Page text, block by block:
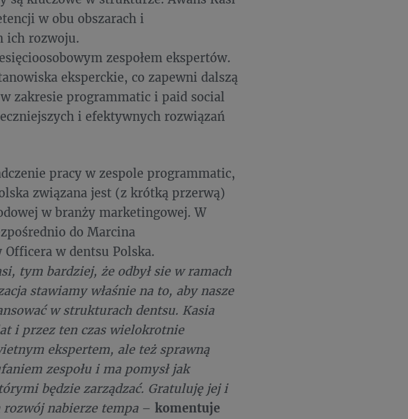
w obu obszarach i
ich rozwoju.
zespołem ekspertów.
eksperckie, co zapewni dalszą
zakresie programmatic i paid social
i efektywnych rozwiązań
pracy w zespole programmatic,
związana jest (z krótką przerwą)
w branży marketingowej. W
do Marcina
w dentsu Polska.
tym bardziej, że odbył sie w ramach
stawiamy właśnie na to, aby nasze
w strukturach dentsu. Kasia
i przez ten czas wielokrotnie
ekspertem, ale też sprawną
zespołu i ma pomysł jak
będzie zarządzać. Gratuluję jej i
nabierze tempa– komentuje